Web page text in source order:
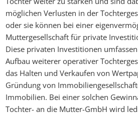
möglichen Verlusten in der
oder sie können bei einer
Muttergesellschaft für private
Diese privaten Investitionen
Aufbau weiterer operativer
das Halten und Verkaufen von
Gründung von
Immobilien. Bei einer solchen
Tochter- an die Mutter-GmbH wird